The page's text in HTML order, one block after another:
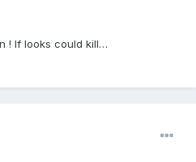
! If looks could kill…